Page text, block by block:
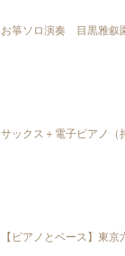
お箏ソロ演奏 目黒雅叙
サックス＋電子ピアノ（
【ピアノとベース】東